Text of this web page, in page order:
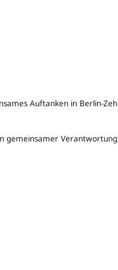
Auftanken in Berlin-
gemeinsamer